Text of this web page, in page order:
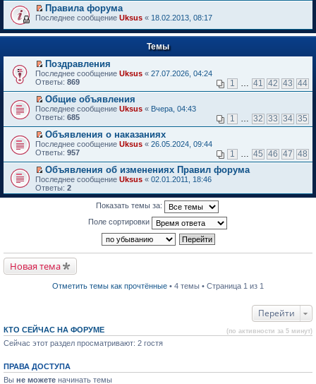
й
т
и
к
п
р
о
м
у
н
е
п
о
ч
и
т
а
н
н
о
м
щ
е
н
и
П
р
т
и
к
п
е
р
в
о
м
у
н
е
р
о
ч
и
у
с
о
ю
Правила форума
Последнее сообщение Uksus « 18.02.2013, 08:17
Темы
П
е
е
й
т
и
к
п
е
р
в
о
м
у
н
т
а
н
о
о
б
н
Поздравления
Последнее сообщение Uksus « 27.07.2026, 04:24
Ответы: 869 1 41 42 43 44
П
е
е
й
т
и
к
п
е
р
в
р
о
ч
о
м
у
о
б
Общие объявления
Последнее сообщение Uksus « Вчера, 04:43
Ответы: 685 1 32 33 34 35
П
е
е
й
т
и
м
у
н
е
т
а
н
о
м
у
Объявления о наказаниях
Последнее сообщение Uksus « 26.05.2024, 09:44
Ответы: 957 1 45 46 47 48
П
е
р
е
в
р
о
ч
т
а
н
Объявления об изменениях Правил форума
Последнее сообщение Uksus « 02.01.2011, 18:46
Ответы: 2
Показать темы за:
Поле сортировки
Новая тема
Отметить темы как прочтённые • 4 темы • Страница 1 из 1
Перейти
КТО СЕЙЧАС НА ФОРУМЕ (по активности за 5 минут)
Сейчас этот раздел просматривают: 2 гостя
ПРАВА ДОСТУПА
Вы не можете начинать темы